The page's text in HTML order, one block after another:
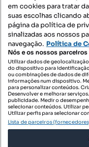
449 000 €
T1 novo com
Preço por metro
1
em cookies para tratar
suas escolhas clicando
página da política de
sinalizadas aos nossos
navegação. Política de
Nós e os nossos
Utilizar dados de
do dispositivo para
ou combinações de dados de
informações num dispositivo.
para personalizar conteúdos.
Desenvolver e melhorar
publicidade. Medir o
selecionar conteúdos. Utilizar
Utilizar perfis para selecionar
Lista de parceiros